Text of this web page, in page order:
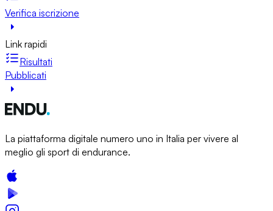
Verifica iscrizione
Link rapidi
Risultati
Pubblicati
La piattaforma digitale numero uno in Italia per vivere al
meglio gli sport di endurance.